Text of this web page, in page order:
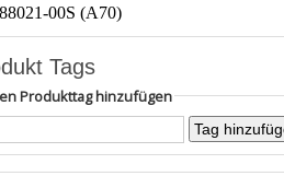
00S (A70)
Tags
Produkttag hinzufügen